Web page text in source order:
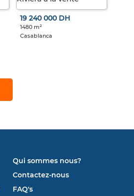
19 240 000 DH
1480 m²
Casablanca
Qui sommes nous?
Contactez-nous
FAQ's